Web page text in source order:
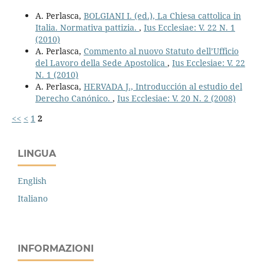
A. Perlasca, BOLGIANI I. (ed.), La Chiesa cattolica in
Italia. Normativa pattizia. , Ius Ecclesiae: V. 22 N. 1
(2010)
A. Perlasca, Commento al nuovo Statuto dell’Ufficio
del Lavoro della Sede Apostolica , Ius Ecclesiae: V. 22
N. 1 (2010)
A. Perlasca, HERVADA J., Introducción al estudio del
Derecho Canónico. , Ius Ecclesiae: V. 20 N. 2 (2008)
<< < 1 2
LINGUA
English
Italiano
INFORMAZIONI